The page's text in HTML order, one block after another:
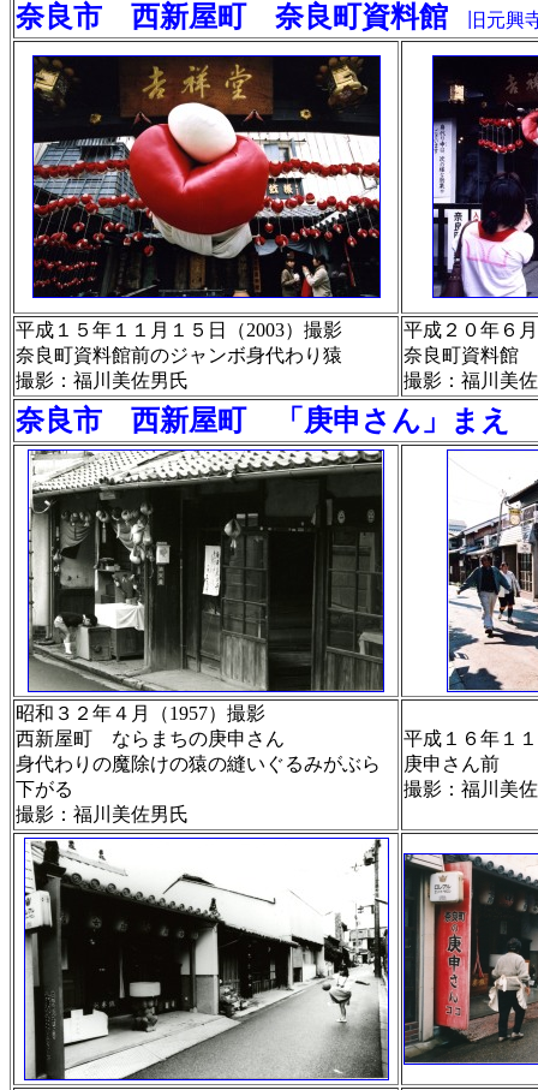
奈良市 西新屋町 奈良町資料館 旧元興
平成１５年１１月１５日（2003）撮影
奈良町資料館前のジャンボ身代わり猿
撮影：福川美佐男氏
平成２０年６
奈良町資料館
撮影：福川美
奈良市 西新屋町 「庚申さん」まえ
昭和３２年４月（1957）撮影
西新屋町 ならまちの庚申さん
身代わりの魔除けの猿の縫いぐるみがぶら
下がる
撮影：福川美佐男氏
平成１６年１
庚申さん前
撮影：福川美